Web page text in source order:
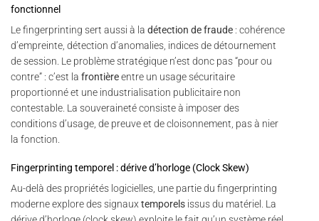
fonctionnel
Le fingerprinting sert aussi à la détection de fraude : cohérence
d’empreinte, détection d’anomalies, indices de détournement
de session. Le problème stratégique n’est donc pas “pour ou
contre” : c’est la frontièreentre un usage sécuritaire
proportionné et une industrialisation publicitaire non
contestable. La souveraineté consiste à imposer des
conditions d’usage, de preuve et de cloisonnement, pas à nier
la fonction.
Fingerprinting temporel : dérive d’horloge (Clock Skew)
Au-delà des propriétés logicielles, une partie du fingerprinting
moderne explore des signaux temporels issus du matériel. La